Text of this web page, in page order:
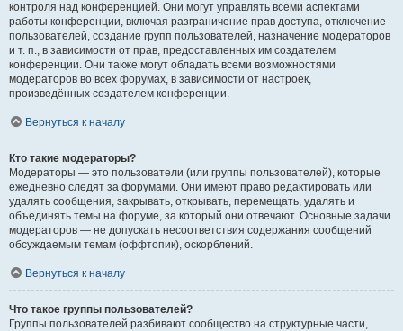
контроля над конференцией. Они могут управлять всеми аспектами
работы конференции, включая разграничение прав доступа, отключение
пользователей, создание групп пользователей, назначение модераторов
и т. п., в зависимости от прав, предоставленных им создателем
конференции. Они также могут обладать всеми возможностями
модераторов во всех форумах, в зависимости от настроек,
произведённых создателем конференции.
Вернуться к началу
Кто такие модераторы?
Модераторы — это пользователи (или группы пользователей), которые
ежедневно следят за форумами. Они имеют право редактировать или
удалять сообщения, закрывать, открывать, перемещать, удалять и
объединять темы на форуме, за который они отвечают. Основные задачи
модераторов — не допускать несоответствия содержания сообщений
обсуждаемым темам (оффтопик), оскорблений.
Вернуться к началу
Что такое группы пользователей?
Группы пользователей разбивают сообщество на структурные части,